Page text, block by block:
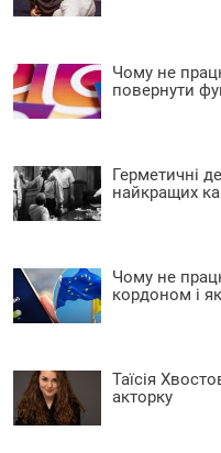
Чому не
повернути
Герметичні
найкращих
Чому не
кордоном і
Таїсія
акторку